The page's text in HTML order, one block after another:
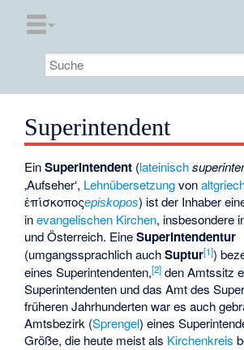
Superintendent
EinSuperintendent (lateinisch
‚Aufseher‘, Lehnübersetzungvon
ἐπίσκοποςepiskopos) ist der Inhaber
inevangelischen Kirchen, insbesondere
und Österreich. EineSuperintendentur
(umgangssprachlich auchSuptur[1])
eines Superintendenten,[2] den Amtssitz
Superintendenten und das Amt des
früheren Jahrhunderten war es auch
Amtsbezirk (Sprengel) eines
Größe, die heute meist als Kirchenkreis